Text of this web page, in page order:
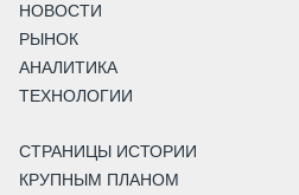
НОВОСТИ
РЫНОК
АНАЛИТИКА
ТЕХНОЛОГИИ
СТРАНИЦЫ ИСТОРИИ
КРУПНЫМ ПЛАНОМ